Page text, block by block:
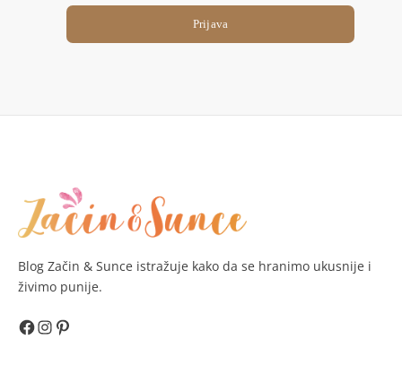
Prijava
Blog Začin & Sunce istražuje kako da se hranimo ukusnije i
živimo punije.
Facebook
Instagram
Pinterest